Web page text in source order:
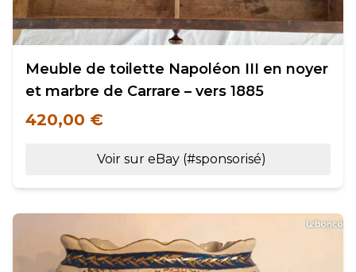
Meuble de toilette Napoléon III en noyer
et marbre de Carrare – vers 1885
420,00 €
Voir sur eBay (#sponsorisé)